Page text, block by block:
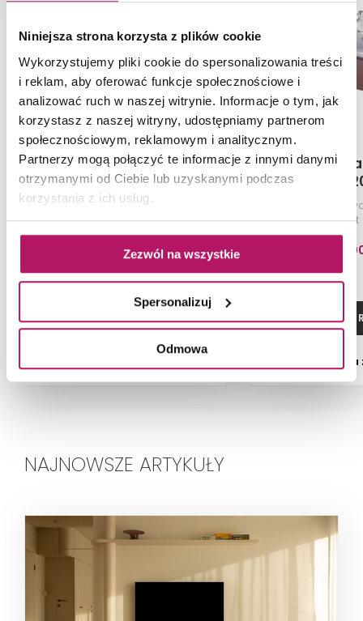
Niniejsza strona korzysta z plików cookie
Wykorzystujemy pliki cookie do spersonalizowania treści
i reklam, aby oferować funkcje społecznościowe i
analizować ruch w naszej witrynie. Informacje o tym, jak
korzystasz z naszej witryny, udostępniamy partnerom
społecznościowym, reklamowym i analitycznym.
Partnerzy mogą połączyć te informacje z innymi danymi
otrzymanymi od Ciebie lub uzyskanymi podczas
korzystania z ich usług.
Zezwól na wszystkie
Spersonalizuj
Odmowa
Oristo Brylant OR36-
SD1S-80-1
Szafka podumywalkowa 80 cm,
biały połysk
1 466,50 PLN
ZOBACZ PRODUKT
Oristo
SD1S-
Szafka
ceglany mat
2
ZOBACZ
NAJNOWSZE ARTYKUŁY